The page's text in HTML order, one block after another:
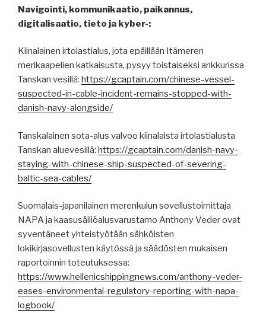
Navigointi, kommunikaatio, paikannus,
digitalisaatio, tieto ja kyber-:
Kiinalainen irtolastialus, jota epäillään Itämeren
merikaapelien katkaisusta, pysyy toistaiseksi ankkurissa
Tanskan vesillä: https://gcaptain.com/chinese-vessel-
suspected-in-cable-incident-remains-stopped-with-
danish-navy-alongside/
Tanskalainen sota-alus valvoo kiinalaista irtolastialusta
Tanskan aluevesillä: https://gcaptain.com/danish-navy-
staying-with-chinese-ship-suspected-of-severing-
baltic-sea-cables/
Suomalais-japanilainen merenkulun sovellustoimittaja
NAPA ja kaasusäiliöalusvarustamo Anthony Veder ovat
syventäneet yhteistyötään sähköisten
lokikirjasovellusten käytössä ja säädösten mukaisen
raportoinnin toteutuksessa:
https://www.hellenicshippingnews.com/anthony-veder-
eases-environmental-regulatory-reporting-with-napa-
logbook/